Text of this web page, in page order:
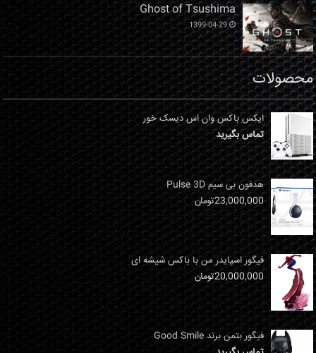
Ghost of Tsushima
1399-04-29
محصولات
ایکس باکس وان اس دیسک خور
تماس بگیرید
هدفون بی سیم Pulse 3D
23,000,000تومان
فیگور اسپایدر من با باکس شیشه ای
20,000,000تومان
فیگور بتمن برند Good Smile